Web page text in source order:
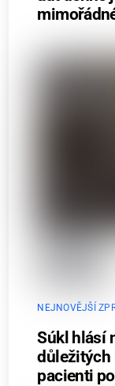
NEJNOVĚJŠÍ
Súkl hlásí
důležitých
pacienti